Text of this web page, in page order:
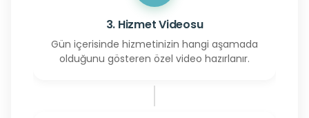
3. Hizmet Videosu
Gün içerisinde hizmetinizin hangi aşamada
olduğunu gösteren özel video hazırlanır.